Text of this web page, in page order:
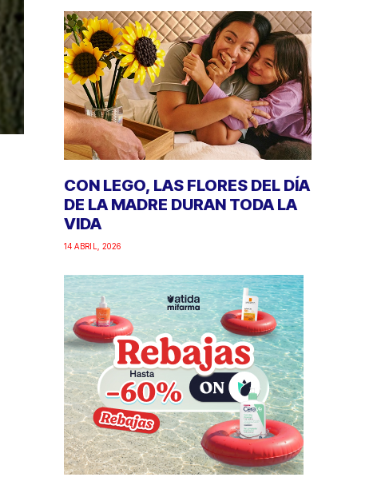
CON LEGO, LAS FLORES DEL DÍA
DE LA MADRE DURAN TODA LA
VIDA
14 ABRIL, 2026